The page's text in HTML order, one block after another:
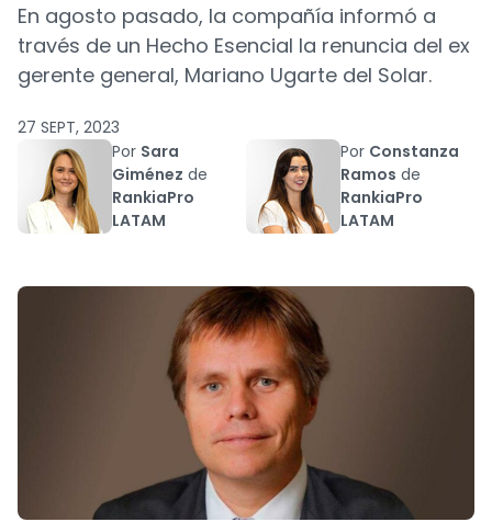
En agosto pasado, la compañía informó a
través de un Hecho Esencial la renuncia del ex
gerente general, Mariano Ugarte del Solar.
27 SEPT, 2023
Por Sara
Giménez de
RankiaPro
LATAM
Por Constanza
Ramos de
RankiaPro
LATAM